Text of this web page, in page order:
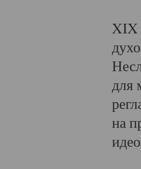
XIX
для
на